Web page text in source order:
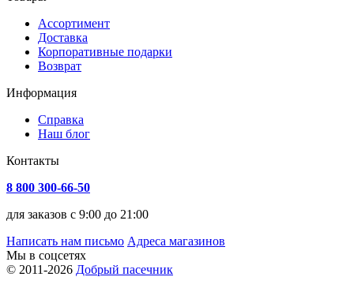
Ассортимент
Доставка
Корпоративные подарки
Возврат
Информация
Справка
Наш блог
Контакты
8 800 300-66-50
для заказов с 9:00 до 21:00
Написать нам письмо Адреса магазинов
Мы в соцсетях
© 2011-2026 Добрый пасечник